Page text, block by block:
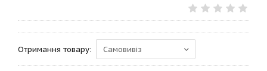
Отримання товару: